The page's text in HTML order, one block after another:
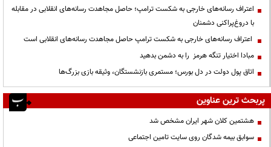
اعتراف رسانه‌های خارجی به شکست ترامپ؛ حاصل مجاهدت رسانه‌های انقلابی در مقابله
با دروغ‌پراکنی دشمنان
اعتراف رسانه‌های خارجی به شکست ترامپ حاصل مجاهدت رسانه‌های انقلابی است
مبادا اختیار تنگه هرمز را به دشمن بدهید
اتاق پول دولت در دل بورس؛ مستمری بازنشستگان، وثیقه بازی بزرگ‌ها
پربحث ترین عناوین
هشتمین کلان شهر ایران مشخص شد
سوابق بیمه شدگان روی سایت تامین اجتماعی